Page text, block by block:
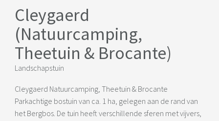
Cleygaerd
(Natuurcamping,
Theetuin & Brocante)
Landschapstuin
Cleygaerd Natuurcamping, Theetuin & Brocante
Parkachtige bostuin van ca. 1 ha, gelegen aan de rand van
het Bergbos. De tuin heeft verschillende sferen met vijvers,